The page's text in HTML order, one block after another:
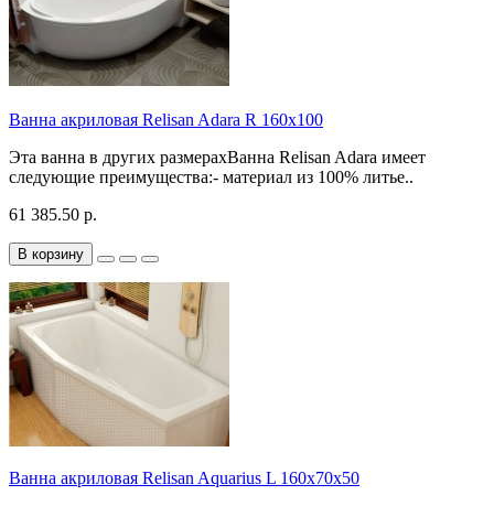
Ванна акриловая Relisan Adara R 160х100
Эта ванна в других размерахВанна Relisan Adara имеет
следующие преимущества:- материал из 100% литье..
61 385.50 р.
В корзину
Ванна акриловая Relisan Aquarius L 160х70х50